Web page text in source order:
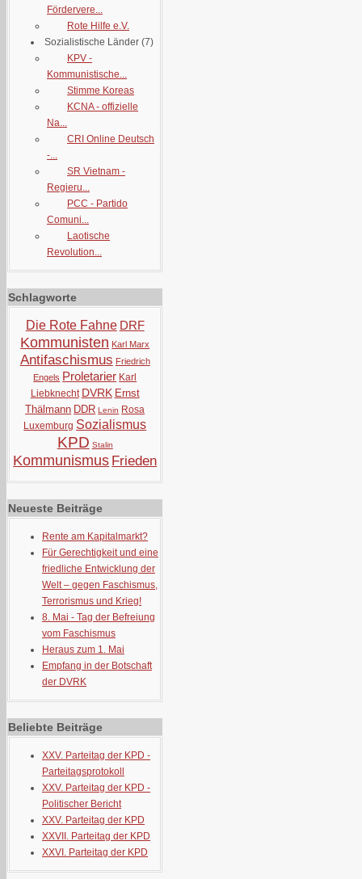
Fördervere...
Rote Hilfe e.V.
Sozialistische Länder (7)
KPV -
Kommunistische...
Stimme Koreas
KCNA - offizielle
Na...
CRI Online Deutsch
-...
SR Vietnam -
Regieru...
PCC - Partido
Comuni...
Laotische
Revolution...
Schlagworte
Die Rote Fahne DRF
Kommunisten Karl Marx
Antifaschismus Friedrich
Engels Proletarier Karl
Liebknecht DVRK Ernst
Thälmann DDR Lenin Rosa
Luxemburg Sozialismus
KPD Stalin
Kommunismus Frieden
Neueste Beiträge
Rente am Kapitalmarkt?
Für Gerechtigkeit und eine
friedliche Entwicklung der
Welt – gegen Faschismus,
Terrorismus und Krieg!
8. Mai - Tag der Befreiung
vom Faschismus
Heraus zum 1. Mai
Empfang in der Botschaft
der DVRK
Beliebte Beiträge
XXV. Parteitag der KPD -
Parteitagsprotokoll
XXV. Parteitag der KPD -
Politischer Bericht
XXV. Parteitag der KPD
XXVII. Parteitag der KPD
XXVI. Parteitag der KPD